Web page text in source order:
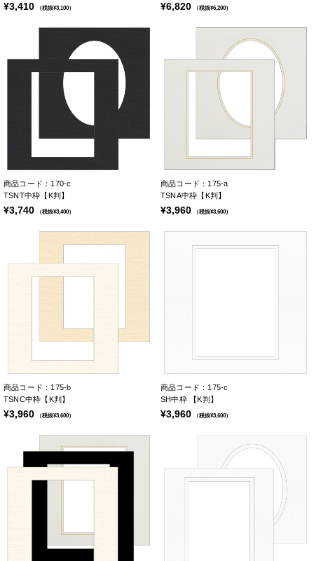
¥3,410 （税抜¥3,100） ¥6,820 （税抜¥6,200）
商品コード：170-c
TSNT中枠【K判】
¥3,740 （税抜¥3,400）
商品コード：175-a
TSNA中枠【K判】
¥3,960 （税抜¥3,600）
商品コード：175-b
TSNC中枠【K判】
¥3,960 （税抜¥3,600）
商品コード：175-c
SH中枠 【K判】
¥3,960 （税抜¥3,600）